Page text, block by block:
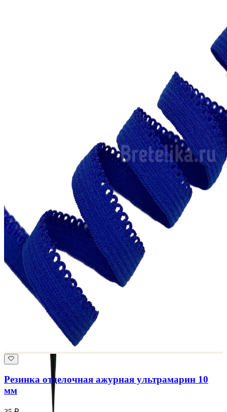
Резинка отделочная ажурная ультрамарин 10
мм